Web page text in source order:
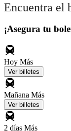
Encuentra el
¡Asegura tu
Hoy Más
Ver billetes
Mañana Más
Ver billetes
2 días Más